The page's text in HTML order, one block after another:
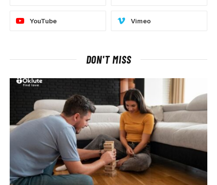
YouTube Vimeo
DON'T MISS